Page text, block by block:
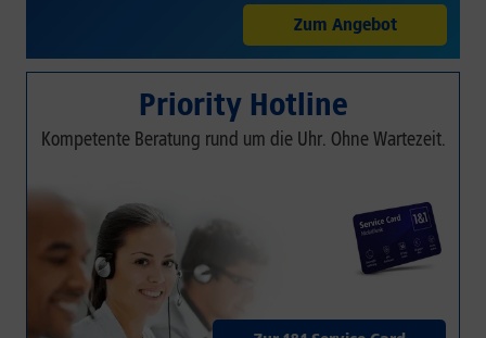
Zum Angebot
Priority Hotline
Kompetente Beratung rund um die Uhr. Ohne Wartezeit.